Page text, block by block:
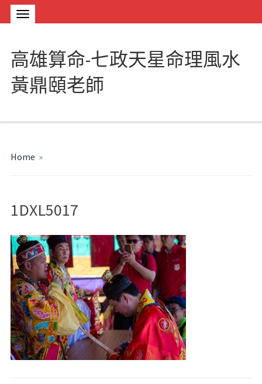
高雄算命-七政天星命理風水
黃鼎頤老師
Home »
1DXL5017